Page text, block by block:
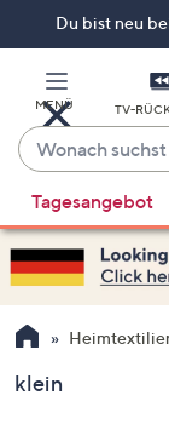
Du bist neu
MENÜ TV-
Wonach
suchst
du
heute?
Vorschläge
verfügbar
sind,
verwenden
Sie
Pfeiltasten
Tagesangebot
klein